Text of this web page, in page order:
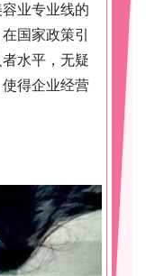
业专业线的
国家政策引
水平，无疑
得企业经营